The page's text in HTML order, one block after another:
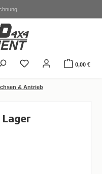
0,00 €
& Antrieb